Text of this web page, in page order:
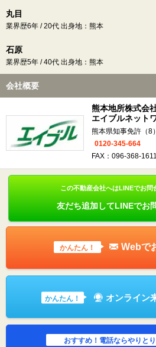
丸目
業界歴6年 / 20代 出身地：熊本
石原
業界歴5年 / 40代 出身地：熊本
会社概要
熊本地所株式会
エイブルネット
熊本県知事免許（8
0120-345-664
FAX：096-368-1611
この不動産会社へはLINEでお問
友だち追加してLINEでお
かんたん！ Webで
かんたん！ オンライン
おすすめ！電話ならやりと